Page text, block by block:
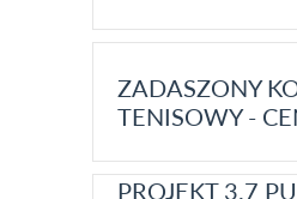
ZADASZONY
TENISOWY -
PROJEKT 3.7